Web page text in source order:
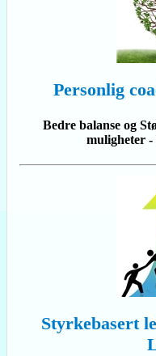
Personlig
Bedre balanse og
muligheter -
Styrkebasert